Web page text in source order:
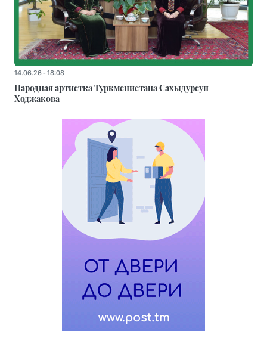
14.06.26 - 18:08
Народная артистка Туркменистана Сахыдурсун
Ходжакова